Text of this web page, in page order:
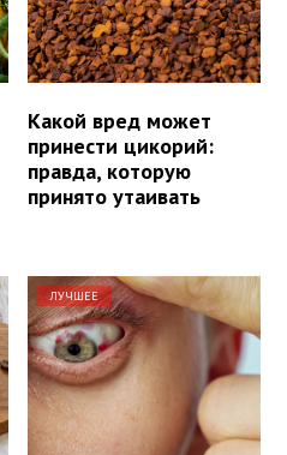
Какой вред может
принести цикорий:
правда, которую
принято утаивать
ЛУЧШЕЕ